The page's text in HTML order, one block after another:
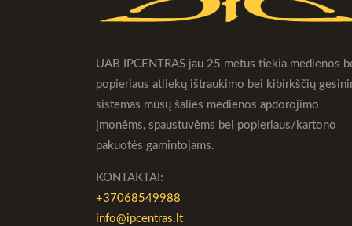
UAB IPCENTRAS jau 25 metus tiekia medienos
popieriaus atliekų ištraukimo bei kibirkščių
sistemas mūsų šalies medienos apdorojimo
įmonėms, spaustuvėms bei popieriaus/kartono
pakuotės gamintojams.
KONTAKTAI:
+37068549988
info@ipcentras.lt